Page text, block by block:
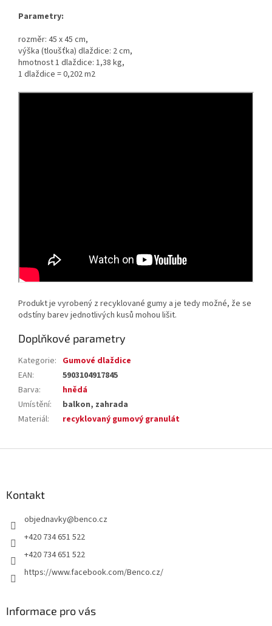
Parametry:
rozměr: 45 x 45 cm,
výška (tloušťka) dlaždice: 2 cm,
hmotnost 1 dlaždice: 1,38 kg,
1 dlaždice = 0,202 m2
Produkt je vyrobený z recyklované gumy a je tedy možné, že se
odstíny barev jednotlivých kusů mohou lišit.
Doplňkové parametry
Kategorie: Gumové dlaždice
EAN:
5903104917845
Barva:
hnědá
Umístění:
balkon, zahrada
Materiál: recyklovaný gumový granulát
Kontakt
objednavky@benco.cz
+420 734 651 522
+420 734 651 522
https://www.facebook.com/Benco.cz/
Informace pro vás